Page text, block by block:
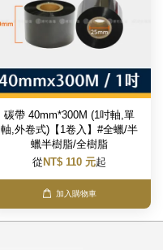
碳帶 40mm*300M (1吋軸,單
軸,外卷式)【1卷入】#全蠟/半
蠟半樹脂/全樹脂
從 NT$ 110 元起
加入購物車